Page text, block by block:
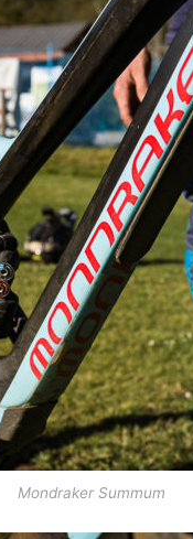
Mondraker Summum